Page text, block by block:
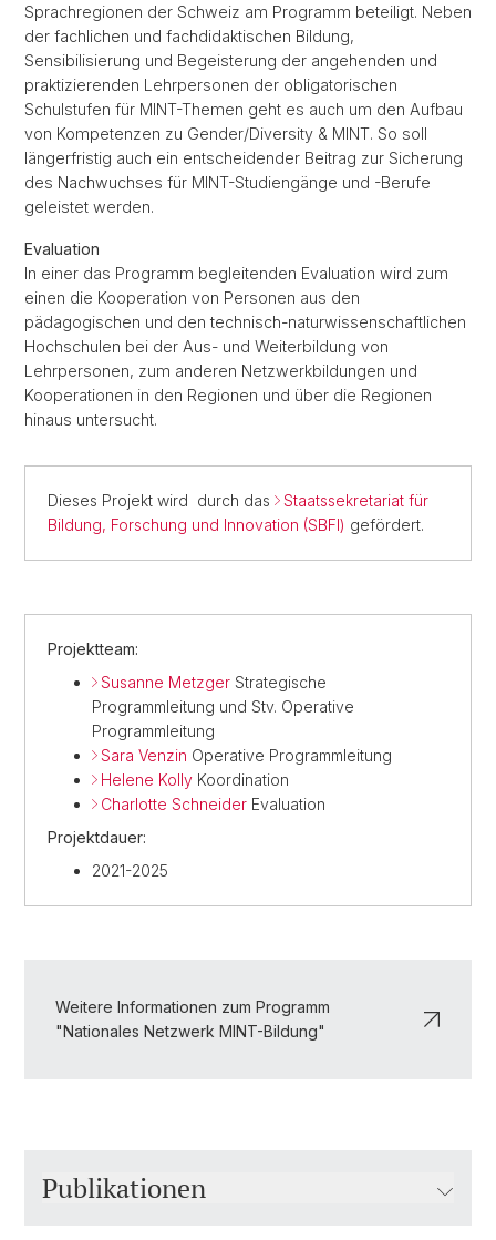
Sprachregionen der Schweiz am Programm beteiligt. Neben
der fachlichen und fachdidaktischen Bildung,
Sensibilisierung und Begeisterung der angehenden und
praktizierenden Lehrpersonen der obligatorischen
Schulstufen für MINT-Themen geht es auch um den Aufbau
von Kompetenzen zu Gender/Diversity & MINT. So soll
längerfristig auch ein entscheidender Beitrag zur Sicherung
des Nachwuchses für MINT-Studiengänge und -Berufe
geleistet werden.
Evaluation
In einer das Programm begleitenden Evaluation wird zum
einen die Kooperation von Personen aus den
pädagogischen und den technisch-naturwissenschaftlichen
Hochschulen bei der Aus- und Weiterbildung von
Lehrpersonen, zum anderen Netzwerkbildungen und
Kooperationen in den Regionen und über die Regionen
hinaus untersucht.
Dieses Projekt wird durch das
Staatssekretariat für
Bildung, Forschung und Innovation (SBFI) gefördert.
Projektteam:
Susanne Metzger Strategische
Programmleitung und Stv. Operative
Programmleitung
Sara Venzin Operative Programmleitung
Helene Kolly Koordination
Charlotte Schneider Evaluation
Projektdauer:
2021-2025
Weitere Informationen zum Programm
"Nationales Netzwerk MINT-Bildung"
Publikationen